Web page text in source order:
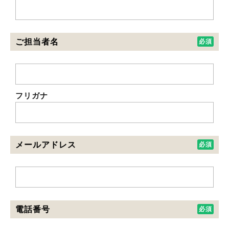
ご担当者名
フリガナ
メールアドレス
電話番号